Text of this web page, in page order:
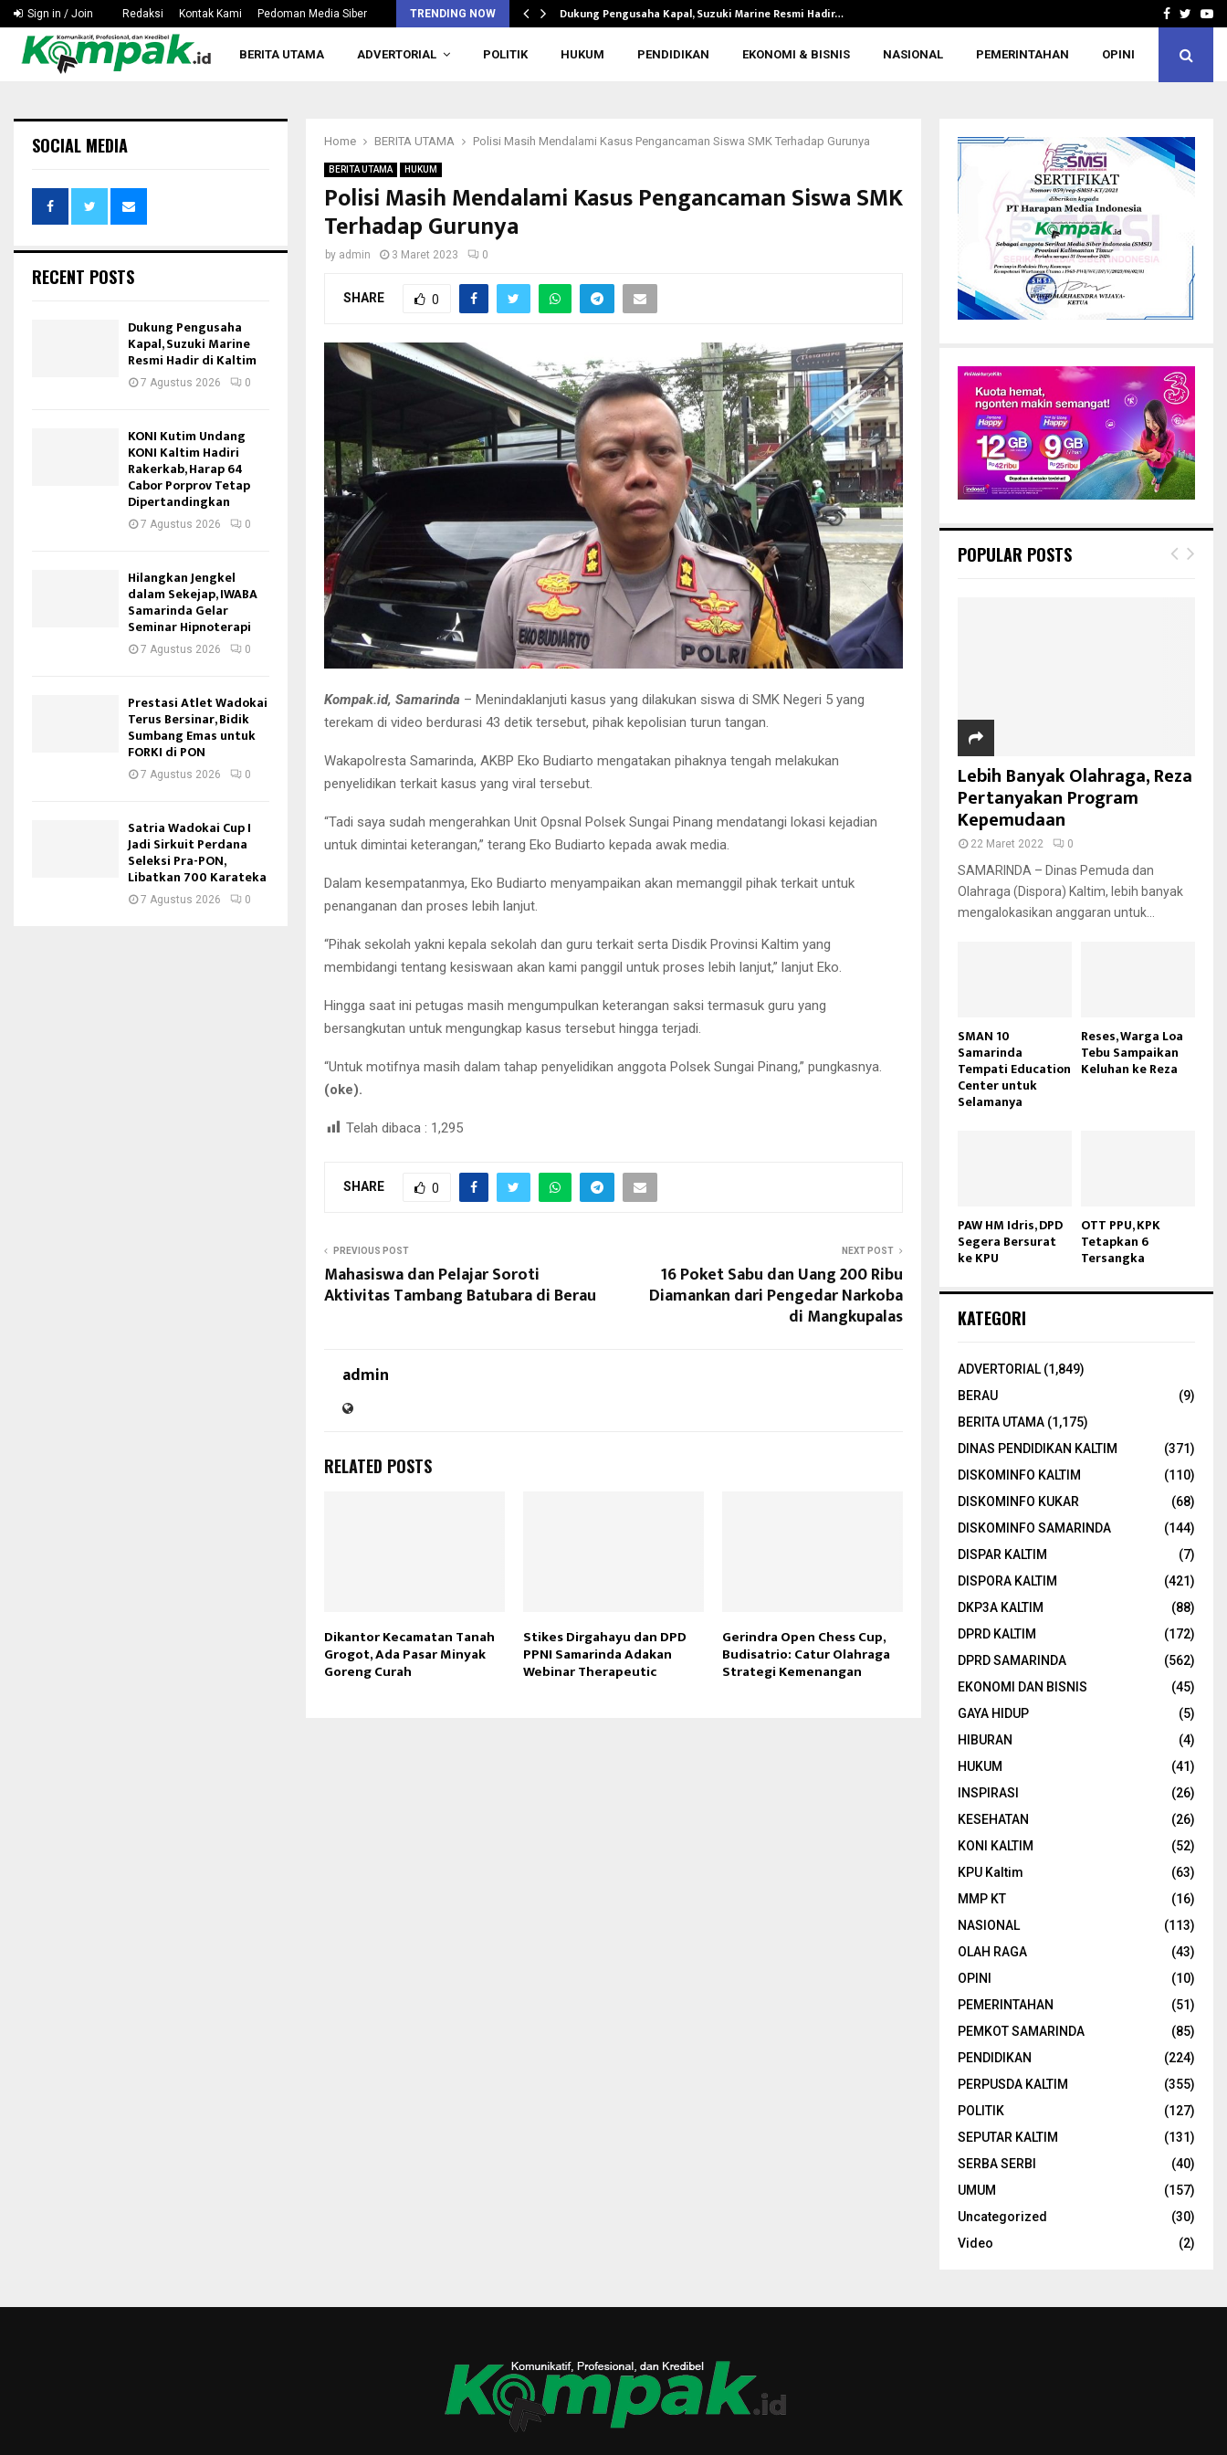
Sign in / Join Redaksi Kontak Kami Pedoman Media Siber TRENDING NOW
Era Digital Menuntut Pramuka Berau Lebih Adaptif… Dukung Pengusaha Kapal, Suzuki Marine Resmi Hadir… KONI Kutim Undang KONI Kaltim Hadiri
Facebook
BERITA UTAMA ADVERTORIAL POLITIK HUKUM PENDIDIKAN EKONOMI & BISNIS NASIONAL PEMERINTAHAN OPINI
Home BERITA UTAMA Polisi Masih Mendalami Kasus Pengancaman Siswa SMK Terhadap Gurunya
BERITA UTAMA HUKUM
Polisi Masih Mendalami Kasus Pengancaman Siswa SMK
Terhadap Gurunya
by admin 3 Maret 2023 0
SHARE 0
Kompak.id, Samarinda – Menindaklanjuti kasus yang dilakukan siswa di SMK Negeri 5 yang
terekam di video berdurasi 43 detik tersebut, pihak kepolisian turun tangan.
Wakapolresta Samarinda, AKBP Eko Budiarto mengatakan pihaknya tengah melakukan
penyelidikan terkait kasus yang viral tersebut.
“Tadi saya sudah mengerahkan Unit Opsnal Polsek Sungai Pinang mendatangi lokasi kejadian
untuk dimintai keterangan,” terang Eko Budiarto kepada awak media.
Dalam kesempatanmya, Eko Budiarto menyampaikan akan memanggil pihak terkait untuk
penanganan dan proses lebih lanjut.
“Pihak sekolah yakni kepala sekolah dan guru terkait serta Disdik Provinsi Kaltim yang
membidangi tentang kesiswaan akan kami panggil untuk proses lebih lanjut,” lanjut Eko.
Hingga saat ini petugas masih mengumpulkan keterangan saksi termasuk guru yang
bersangkutan untuk mengungkap kasus tersebut hingga terjadi.
“Untuk motifnya masih dalam tahap penyelidikan anggota Polsek Sungai Pinang,” pungkasnya.
(oke).
Telah dibaca : 1,295
SHARE 0
PREVIOUS POST
Mahasiswa dan Pelajar Soroti
Aktivitas Tambang Batubara di Berau
NEXT POST
16 Poket Sabu dan Uang 200 Ribu
Diamankan dari Pengedar Narkoba
di Mangkupalas
admin
RELATED POSTS
Dikantor Kecamatan Tanah
Grogot, Ada Pasar Minyak
Goreng Curah
Stikes Dirgahayu dan DPD
PPNI Samarinda Adakan
Webinar Therapeutic
Gerindra Open Chess Cup,
Budisatrio: Catur Olahraga
Strategi Kemenangan
SOCIAL MEDIA
RECENT POSTS
Dukung Pengusaha
Kapal, Suzuki Marine
Resmi Hadir di Kaltim
7 Agustus 2026 0
KONI Kutim Undang
KONI Kaltim Hadiri
Rakerkab, Harap 64
Cabor Porprov Tetap
Dipertandingkan
7 Agustus 2026 0
Hilangkan Jengkel
dalam Sekejap, IWABA
Samarinda Gelar
Seminar Hipnoterapi
7 Agustus 2026 0
Prestasi Atlet Wadokai
Terus Bersinar, Bidik
Sumbang Emas untuk
FORKI di PON
7 Agustus 2026 0
Satria Wadokai Cup I
Jadi Sirkuit Perdana
Seleksi Pra-PON,
Libatkan 700 Karateka
7 Agustus 2026 0
POPULAR POSTS
Lebih Banyak Olahraga, Reza
Pertanyakan Program
Kepemudaan
22 Maret 2022 0
SAMARINDA – Dinas Pemuda dan
Olahraga (Dispora) Kaltim, lebih banyak
mengalokasikan anggaran untuk...
SMAN 10
Samarinda
Tempati Education
Center untuk
Selamanya
Reses, Warga Loa
Tebu Sampaikan
Keluhan ke Reza
PAW HM Idris, DPD
Segera Bersurat
ke KPU
OTT PPU, KPK
Tetapkan 6
Tersangka
KATEGORI
ADVERTORIAL(1,849)
BERAU
(9)
BERITA UTAMA (1,175)
DINAS PENDIDIKAN KALTIM
(371)
DISKOMINFO KALTIM
(110)
DISKOMINFO KUKAR
(68)
DISKOMINFO SAMARINDA
(144)
DISPAR KALTIM
(7)
DISPORA KALTIM
(421)
DKP3A KALTIM
(88)
DPRD KALTIM
(172)
DPRD SAMARINDA
(562)
EKONOMI DAN BISNIS
(45)
GAYA HIDUP
(5)
HIBURAN
(4)
HUKUM
(41)
INSPIRASI
(26)
KESEHATAN
(26)
KONI KALTIM
(52)
KPU Kaltim
(63)
MMP KT
(16)
NASIONAL
(113)
OLAH RAGA
(43)
OPINI
(10)
PEMERINTAHAN
(51)
PEMKOT SAMARINDA
(85)
PENDIDIKAN
(224)
PERPUSDA KALTIM
(355)
POLITIK
(127)
SEPUTAR KALTIM
(131)
SERBA SERBI
(40)
UMUM
(157)
Uncategorized
(30)
Video
(2)